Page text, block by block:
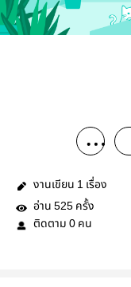
งานเขียน 1 เรื่อง
อ่าน 525 ครั้ง
ติดตาม 0 คน